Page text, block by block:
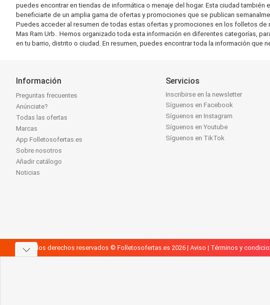
puedes encontrar en tiendas de informática o menaje del hogar. Esta ciudad
beneficiarte de un amplia gama de ofertas y promociones que se publican
Puedes acceder al resumen de todas estas ofertas y promociones en los folletos
Mas Ram Urb.. Hemos organizado toda esta información en diferentes categorías,
en tu barrio, distrito o ciudad. En resumen, puedes encontrar toda la información
Información
Preguntas frecuentes
Anúnciate?
Todas las ofertas
Marcas
App Folletosofertas.es
Sobre nosotros
Añadir catálogo
Noticias
Servicios
Inscribirse en la newsletter
Síguenos en Facebook
Síguenos en Instagram
Síguenos en Youtube
Síguenos en TikTok
Todos los derechos reservados © Folletosofertas.es 2026 | Aviso | Términos y